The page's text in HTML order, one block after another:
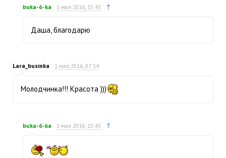
buka-6-ka 1 мая 2016, 15:43 ↑
Даша, благодарю
Lara_businka 1 мая 2016, 07:14
Молодчинка!!! Красота )))
buka-6-ka 1 мая 2016, 15:43 ↑